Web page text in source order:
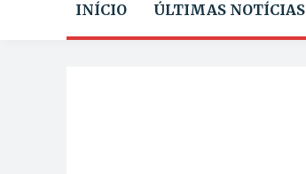
INÍCIO ÚLTIMAS NOTÍCIAS